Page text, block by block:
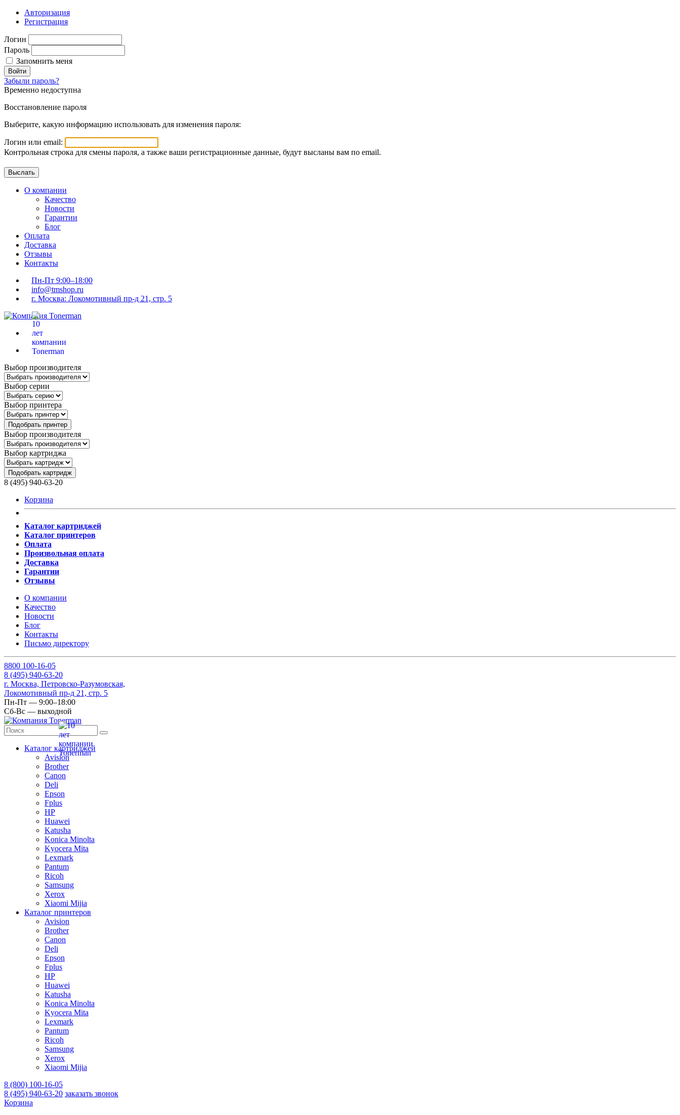
Авторизация
Регистрация
Логин
Пароль
Запомнить меня
Войти
Забыли пароль?
Временно недоступна
Восстановление пароля
Выберите, какую информацию использовать для изменения пароля:
Логин или email:
Контрольная строка для смены пароля, а также ваши регистрационные данные, будут высланы вам по email.
О компании
Качество
Новости
Гарантии
Блог
Оплата
Доставка
Отзывы
Контакты
Пн-Пт 9:00–18:00
info@tmshop.ru
г. Москва: Локомотивный пр-д 21, стр. 5
Выбор производителя
Выбор серии
Выбор принтера
Подобрать принтер
Выбор производителя
Выбор картриджа
Подобрать картридж
8 (495) 940-63-20
Корзина
Каталог картриджей
Каталог принтеров
Оплата
Произвольная оплата
Доставка
Гарантии
Отзывы
О компании
Качество
Новости
Блог
Контакты
Письмо директору
8800 100-16-05
8 (495) 940-63-20
г. Москва, Петровско-Разумовская,
Локомотивный пр-д 21, стр. 5
Пн-Пт — 9:00–18:00
Сб-Вс — выходной
Каталог картриджей
Avision
Brother
Canon
Deli
Epson
Fplus
HP
Huawei
Katusha
Konica Minolta
Kyocera Mita
Lexmark
Pantum
Ricoh
Samsung
Xerox
Xiaomi Mijia
Каталог принтеров
Avision
Brother
Canon
Deli
Epson
Fplus
HP
Huawei
Katusha
Konica Minolta
Kyocera Mita
Lexmark
Pantum
Ricoh
Samsung
Xerox
Xiaomi Mijia
8 (800) 100-16-05
8 (495) 940-63-20 заказать звонок
Корзина